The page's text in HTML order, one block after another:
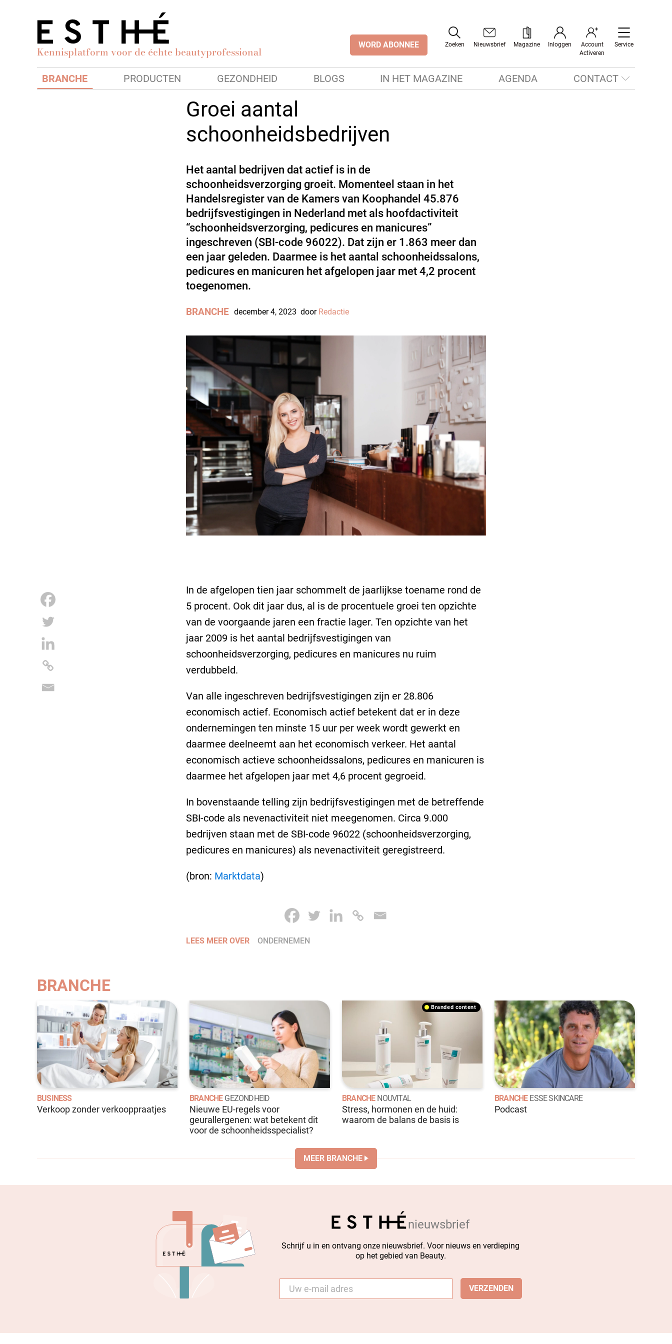
Kennisplatform voor de échte beautyprofessional WORD ABONNEE Zoeken Nieuwsbrief Magazine Inloggen
Account
Activeren
Service
BRANCHE PRODUCTEN GEZONDHEID BLOGS IN HET MAGAZINE AGENDA CONTACT
Groei aantal
schoonheidsbedrijven
Het aantal bedrijven dat actief is in de
schoonheidsverzorging groeit. Momenteel staan in het
Handelsregister van de Kamers van Koophandel 45.876
bedrijfsvestigingen in Nederland met als hoofdactiviteit
“schoonheidsverzorging, pedicures en manicures”
ingeschreven (SBI-code 96022). Dat zijn er 1.863 meer dan
een jaar geleden. Daarmee is het aantal schoonheidssalons,
pedicures en manicuren het afgelopen jaar met 4,2 procent
toegenomen.
BRANCHE december 4, 2023 door Redactie
In de afgelopen tien jaar schommelt de jaarlijkse toename rond de
5 procent. Ook dit jaar dus, al is de procentuele groei ten opzichte
van de voorgaande jaren een fractie lager. Ten opzichte van het
jaar 2009 is het aantal bedrijfsvestigingen van
schoonheidsverzorging, pedicures en manicures nu ruim
verdubbeld.
Van alle ingeschreven bedrijfsvestigingen zijn er 28.806
economisch actief. Economisch actief betekent dat er in deze
ondernemingen ten minste 15 uur per week wordt gewerkt en
daarmee deelneemt aan het economisch verkeer. Het aantal
economisch actieve schoonheidssalons, pedicures en manicuren is
daarmee het afgelopen jaar met 4,6 procent gegroeid.
In bovenstaande telling zijn bedrijfsvestigingen met de betreffende
SBI-code als nevenactiviteit niet meegenomen. Circa 9.000
bedrijven staan met de SBI-code 96022 (schoonheidsverzorging,
pedicures en manicures) als nevenactiviteit geregistreerd.
(bron: Marktdata)
LEES MEER OVER ONDERNEMEN
BRANCHE
BUSINESS
Verkoop zonder verkooppraatjes
BRANCHE GEZONDHEID
Nieuwe EU-regels voor
geurallergenen: wat betekent dit
voor de schoonheidsspecialist?
branded content
BRANCHE NOUVITAL
Stress, hormonen en de huid:
waarom de balans de basis is
BRANCHE ESSE SKINCARE
Podcast
MEER BRANCHE
nieuwsbrief
Schrijf u in en ontvang onze nieuwsbrief. Voor nieuws en verdieping
op het gebied van Beauty.
mail *